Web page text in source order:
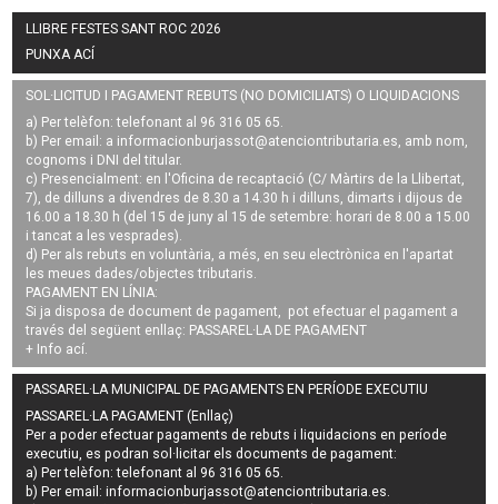
LLIBRE FESTES SANT ROC 2026
PUNXA ACÍ
SOL·LICITUD I PAGAMENT REBUTS (NO DOMICILIATS) O LIQUIDACIONS
a) Per telèfon: telefonant al 96 316 05 65.
b) Per email: a informacionburjassot@atenciontributaria.es , amb nom,
cognoms i DNI del titular.
c) Presencialment: en l'Oficina de recaptació (C/ Màrtirs de la Llibertat,
7), de dilluns a divendres de 8.30 a 14.30 h i dilluns, dimarts i dijous de
16.00 a 18.30 h (del 15 de juny al 15 de setembre: horari de 8.00 a 15.00
i tancat a les vesprades).
d) Per als rebuts en voluntària, a més, en seu electrònica en l'apartat
les meues dades/objectes tributaris.
PAGAMENT EN LÍNIA:
Si ja disposa de document de pagament, pot efectuar el pagament a
través del següent enllaç: PASSAREL·LA DE PAGAMENT
+ Info ací
PASSAREL·LA MUNICIPAL DE PAGAMENTS EN PERÍODE EXECUTIU
PASSAREL·LA PAGAMENT (Enllaç)
Per a poder efectuar pagaments derebuts i liquidacions en període
executiu, es podran sol·licitar els documents de pagament:
a) Per telèfon: telefonant al 96 316 05 65.
b) Per email:informacionburjassot@atenciontributaria.es.